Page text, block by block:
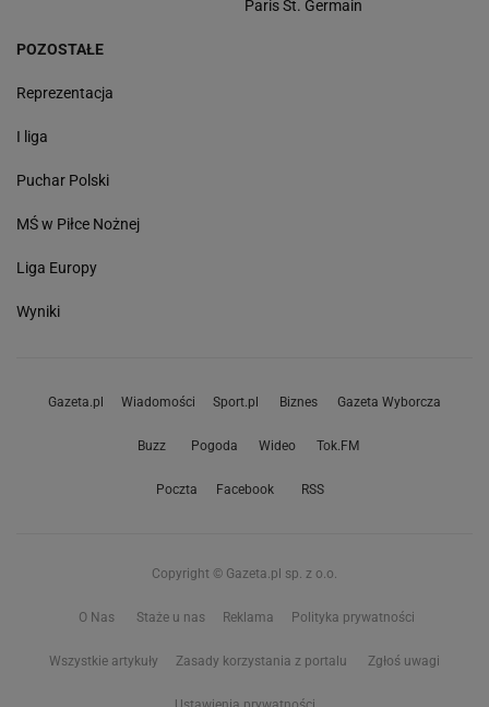
Paris St. Germain
POZOSTAŁE
Reprezentacja
I liga
Puchar Polski
MŚ w Piłce Nożnej
Liga Europy
Wyniki
Gazeta.pl Wiadomości Sport.pl Biznes Gazeta Wyborcza
Buzz Pogoda Wideo Tok.FM
Poczta Facebook RSS
Copyright © Gazeta.pl sp. z o.o.
O Nas Staże u nas Reklama Polityka prywatności
Wszystkie artykuły Zasady korzystania z portalu Zgłoś uwagi